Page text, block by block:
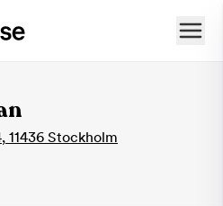
, 11436 Stockholm